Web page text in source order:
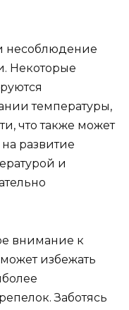
несоблюдение
Некоторые
температуры,
что также может
развитие
и
внимание к
избежать
Заботясь